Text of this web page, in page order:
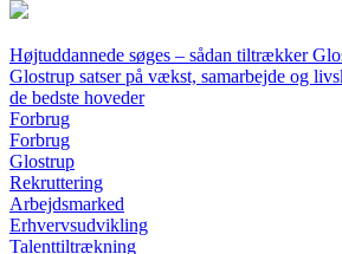
Højtuddannede søges – sådan tiltrækker
Glostrup satser på vækst, samarbejde og
de bedste hoveder
Forbrug
Forbrug
Glostrup
Rekruttering
Arbejdsmarked
Erhvervsudvikling
Talenttiltrækning